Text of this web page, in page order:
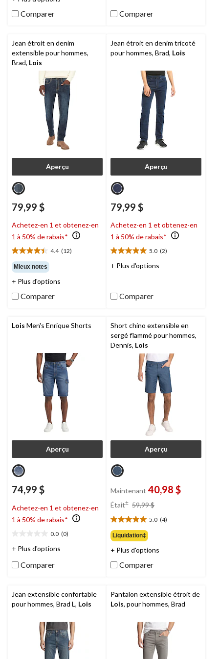
Comparer
évaluations
Comparer
Jean étroit en denim
extensible pour hommes,
Brad, Lois
Aperçu
79,99 $
Achetez-en 1 et obtenez-en
1 à 50% de rabais*
4.4 (12)
4.4
étoile(s)
sur
5.
12
évaluations
Mieux notes
+ Plus d'options
Comparer
Jean étroit en denim tricoté
pour hommes, Brad, Lois
Aperçu
79,99 $
Achetez-en 1 et obtenez-en
1 à 50% de rabais*
5.0 (2)
5.0
étoile(s)
2
évaluations
+ Plus d'options
Comparer
Lois Men's Enrique Shorts
Aperçu
74,99 $
Achetez-en 1 et obtenez-en
1 à 50% de rabais*
0.0 (0)
étoile(s)
5.
+ Plus d'options
Comparer
Short chino extensible en
sergé flammé pour hommes,
Dennis, Lois
Aperçu
Maintenant 40,98 $
Était± 59,99 $
59,99 $
5.0 (4)
5.0
étoile(s)
sur
5.
4
évaluations
Liquidation‡
+ Plus d'options
Comparer
Jean extensible confortable
pour hommes, Brad L, Lois
Pantalon extensible étroit de
Lois, pour hommes, Brad